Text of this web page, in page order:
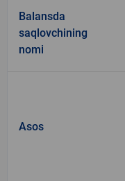
Balansda
saqlovchining
nomi
Asos